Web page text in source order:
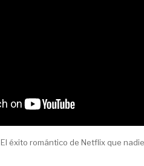
El éxito romántico de Netflix que